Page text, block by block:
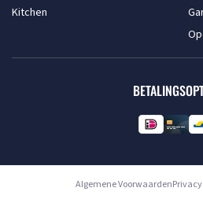
Kitchen
Algemene Voorwaarden